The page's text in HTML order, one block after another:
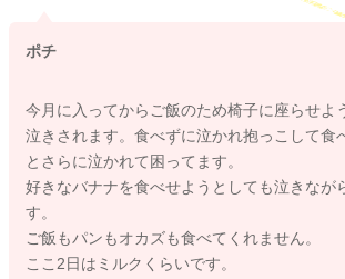
ポチ
今月に入ってからご飯のため椅子に座らせよ
泣きされます。食べずに泣かれ抱っこして食
とさらに泣かれて困ってます。
好きなバナナを食べせようとしても泣きなが
す。
ご飯もパンもオカズも食べてくれません。
ここ2日はミルクくらいです。